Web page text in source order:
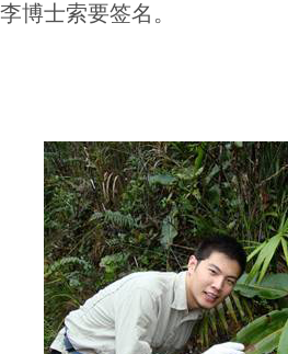
李博士索要签名。